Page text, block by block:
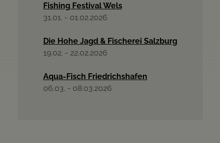
Fishing Festival Wels
31.01. - 01.02.2026
Die Hohe Jagd & Fischerei Salzburg
19.02. - 22.02.2026
Aqua-Fisch Friedrichshafen
06.03. - 08.03.2026